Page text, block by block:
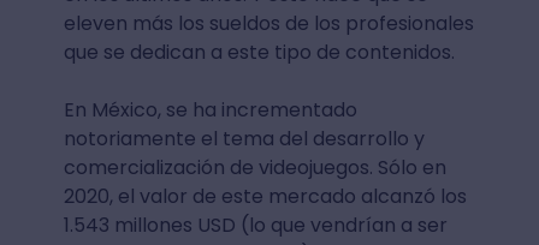
eleven más los sueldos de los profesionales
que se dedican a este tipo de contenidos.
En México, se ha incrementado
notoriamente el tema del desarrollo y
comercialización de videojuegos. Sólo en
2020, el valor de este mercado alcanzó los
1.543 millones USD (lo que vendrían a ser